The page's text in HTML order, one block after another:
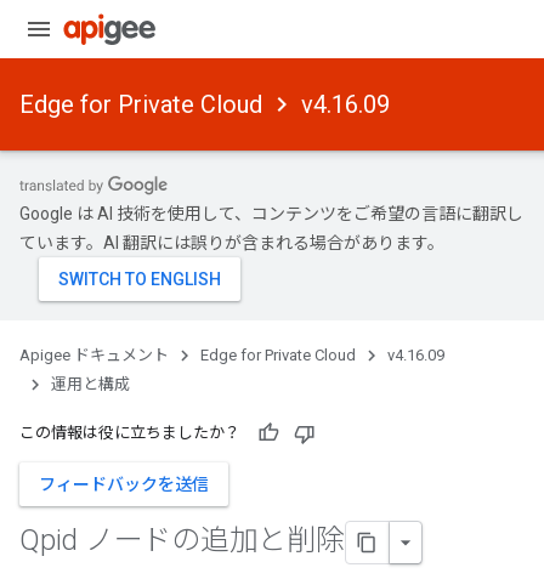
Edge for Private Cloud v4.16.09
Google は AI 技術を使用して、コンテンツをご希望の言語に翻訳し
ています。AI 翻訳には誤りが含まれる場合があります。
Apigee ドキュメント Edge for Private Cloud
v4.16.09
運用と構成
この情報は役に立ちましたか？
フィードバックを送信
Qpid ノードの追加と削除